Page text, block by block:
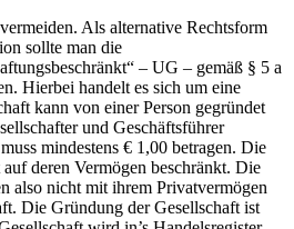
Als alternative Rechtsform
sollte man die
– UG – gemäß § 5 a
Hierbei handelt es sich um eine
kann von einer Person gegründet
und Geschäftsführer
mindestens € 1,00 betragen. Die
deren Vermögen beschränkt. Die
also nicht mit ihrem Privatvermögen
Die Gründung der Gesellschaft ist